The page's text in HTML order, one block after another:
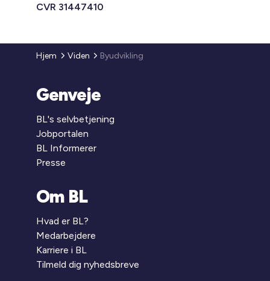
CVR 31447410
Hjem Viden Byudvikling
Genveje
BL's selvbetjening
Jobportalen
BL Informerer
Presse
Om BL
Hvad er BL?
Medarbejdere
Karriere i BL
Tilmeld dig nyhedsbreve